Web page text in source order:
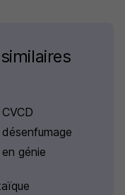
génie